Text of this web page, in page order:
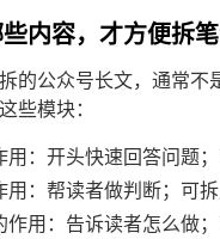
内容，才方便拆
的公众号长文，通常
些模块：
用：开头快速回答问题
用：帮读者做判断；可
作用：告诉读者怎么做